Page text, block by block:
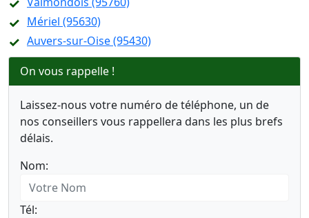
Mériel (95630)
Auvers-sur-Oise (95430)
On vous rappelle !
Laissez-nous votre numéro de téléphone, un de
nos conseillers vous rappellera dans les plus brefs
délais.
Nom:
Tél: